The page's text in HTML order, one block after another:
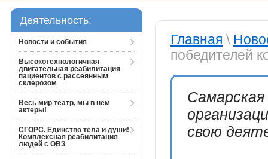
Деятельность:
Новости и события
Высокотехнологичная
двигательная реабилитация
пациентов с рассеянным
склерозом
Весь мир театр, мы в нем
актеры!
СГОРС. Единство тела и души!
Комплексная реабилитация
людей с ОВЗ
Главная \
победителей
свою